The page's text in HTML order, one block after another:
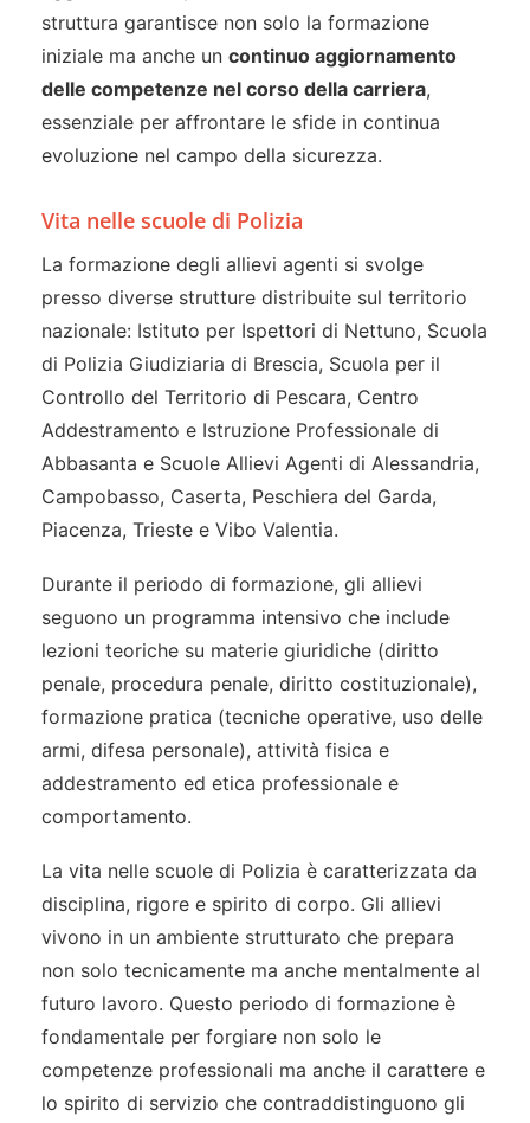
struttura garantisce non solo la formazione
iniziale ma anche un continuo aggiornamento
delle competenze nel corso della carriera,
essenziale per affrontare le sfide in continua
evoluzione nel campo della sicurezza.
Vita nelle scuole di Polizia
La formazione degli allievi agenti si svolge
presso diverse strutture distribuite sul territorio
nazionale: Istituto per Ispettori di Nettuno, Scuola
di Polizia Giudiziaria di Brescia, Scuola per il
Controllo del Territorio di Pescara, Centro
Addestramento e Istruzione Professionale di
Abbasanta e Scuole Allievi Agenti di Alessandria,
Campobasso, Caserta, Peschiera del Garda,
Piacenza, Trieste e Vibo Valentia.
Durante il periodo di formazione, gli allievi
seguono un programma intensivo che include
lezioni teoriche su materie giuridiche (diritto
penale, procedura penale, diritto costituzionale),
formazione pratica (tecniche operative, uso delle
armi, difesa personale), attività fisica e
addestramento ed etica professionale e
comportamento.
La vita nelle scuole di Polizia è caratterizzata da
disciplina, rigore e spirito di corpo. Gli allievi
vivono in un ambiente strutturato che prepara
non solo tecnicamente ma anche mentalmente al
futuro lavoro. Questo periodo di formazione è
fondamentale per forgiare non solo le
competenze professionali ma anche il carattere e
lo spirito di servizio che contraddistinguono gli